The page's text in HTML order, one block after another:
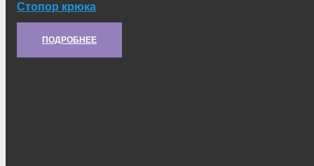
Стопор крюка
Артикул:21.41.101
ПОДРОБНЕЕ